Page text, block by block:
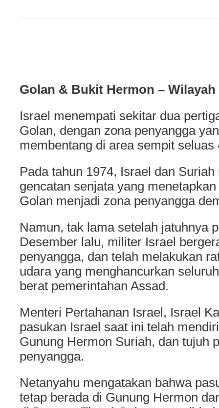
Golan & Bukit Hermon –
Israel menempati sekitar dua
Golan, dengan zona penyangga
membentang di area sempit seluas
Pada tahun 1974, Israel dan
gencatan senjata yang
Golan menjadi zona penyangga
Namun, tak lama setelah jatuhnya
Desember lalu, militer Israel
penyangga, dan telah melakukan
udara yang menghancurkan
berat pemerintahan Assad.
Menteri Pertahanan Israel, Israel
pasukan Israel saat ini telah
Gunung Hermon Suriah, dan tujuh
penyangga.
Netanyahu mengatakan bahwa
tetap berada di Gunung Hermon